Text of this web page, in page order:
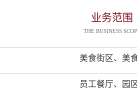
业务范围
THE BUSINESS
美食街区、美
员工餐厅、园